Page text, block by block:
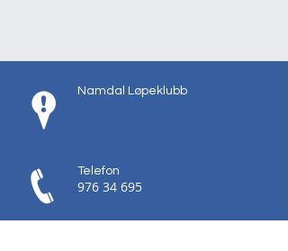
Namdal Løpeklubb
Telefon
976 34 695